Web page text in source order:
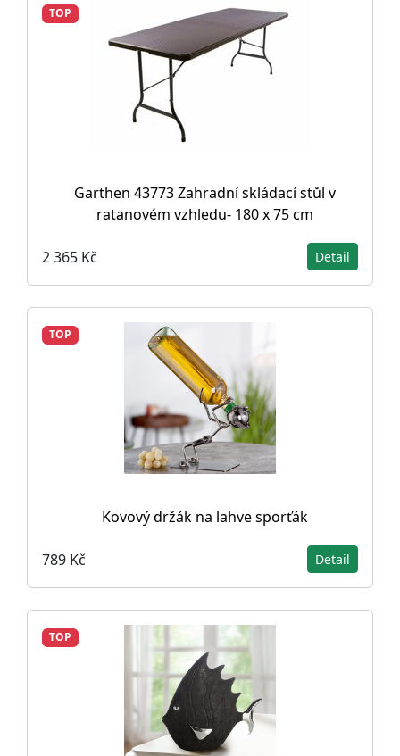
TOP
Garthen 43773 Zahradní skládací stůl v
ratanovém vzhledu- 180 x 75 cm
2 365 Kč Detail
TOP
Kovový držák na lahve sporťák
789 Kč Detail
TOP